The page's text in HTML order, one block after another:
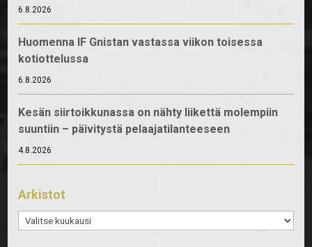
6.8.2026
Huomenna IF Gnistan vastassa viikon toisessa
kotiottelussa
6.8.2026
Kesän siirtoikkunassa on nähty liikettä molempiin
suuntiin – päivitystä pelaajatilanteeseen
4.8.2026
Arkistot
Arkistot